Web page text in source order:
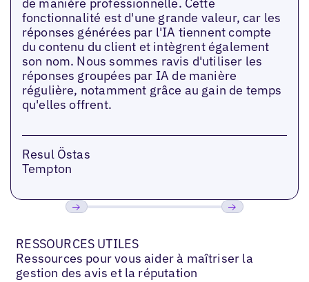
de manière professionnelle. Cette
fonctionnalité est d'une grande valeur, car les
réponses générées par l'IA tiennent compte
du contenu du client et intègrent également
son nom. Nous sommes ravis d'utiliser les
réponses groupées par IA de manière
régulière, notamment grâce au gain de temps
qu'elles offrent.
Resul Östas
Tempton
RESSOURCES UTILES
Ressources pour vous aider à maîtriser la
gestion des avis et la réputation